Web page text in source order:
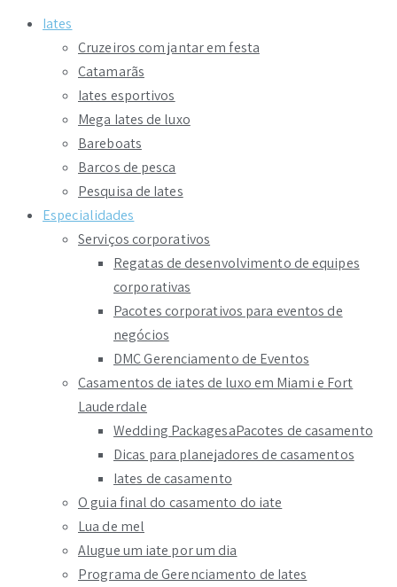
Iates
Cruzeiros com jantar em festa
Catamarãs
Iates esportivos
Mega Iates de luxo
Bareboats
Barcos de pesca
Pesquisa de Iates
Especialidades
Serviços corporativos
Regatas de desenvolvimento de equipes
corporativas
Pacotes corporativos para eventos de
negócios
DMC Gerenciamento de Eventos
Casamentos de iates de luxo em Miami e Fort
Lauderdale
Wedding PackagesaPacotes de casamento
Dicas para planejadores de casamentos
Iates de casamento
O guia final do casamento do iate
Lua de mel
Alugue um iate por um dia
Programa de Gerenciamento de Iates